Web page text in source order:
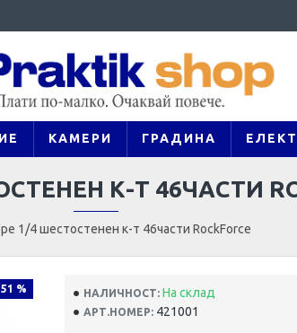
КАМЕРИ ГРАДИНА
1/4 шестостенен к-т 46части RockForce
К-Т 46ЧАСТИ
% НАЛИЧНОСТ: На склад
АРТ.НОМЕР: 421001